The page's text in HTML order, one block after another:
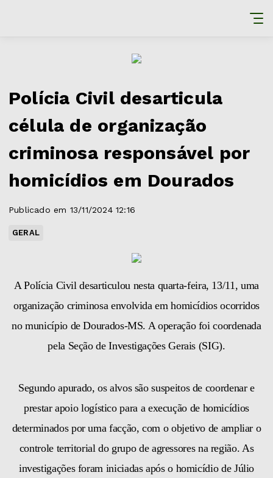
Polícia Civil desarticula
célula de organização
criminosa responsável por
homicídios em Dourados
Publicado em 13/11/2024 12:16
GERAL
A Polícia Civil desarticulou nesta quarta-feira, 13/11, uma
organização criminosa envolvida em homicídios ocorridos
no município de Dourados-MS. A operação foi coordenada
pela Seção de Investigações Gerais (SIG).
Segundo apurado, os alvos são suspeitos de coordenar e
prestar apoio logístico para a execução de homicídios
determinados por uma facção, com o objetivo de ampliar o
controle territorial do grupo de agressores na região. As
investigações foram iniciadas após o homicídio de Júlio